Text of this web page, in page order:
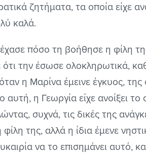
ζητήματα, τα οποία είχε
καλά.
πόσο τη βοήθησε η φίλη
την έσωσε ολοκληρωτικά,
η Μαρίνα έμεινε έγκυος,
η Γεωργία είχε ανοίξει το
συχνά, τις δικές της
της, αλλά η ίδια έμενε
να το επισημάνει αυτό,